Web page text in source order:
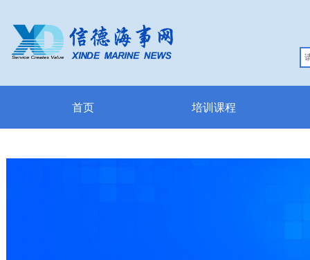
首页 培训课程